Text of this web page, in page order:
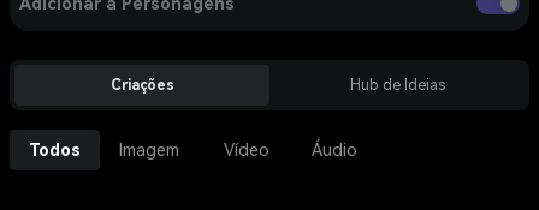
Criações Hub de Ideias
Todos Imagem Vídeo Áudio